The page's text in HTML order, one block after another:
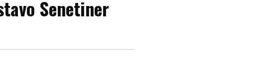
Senetiner